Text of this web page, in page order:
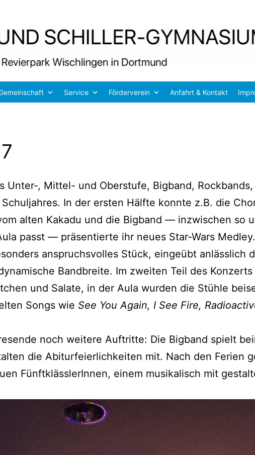
Service Förderverein Anfahrt & Kontakt
Unter‑, Mit­tel- und Ober­stu­fe, Big­band,
In der ers­ten Hälf­te konn­te z.B. die
alten Kaka­du und die Big­band — inzwi­schen so
passt — prä­sen­tier­te ihr neu­es Star-Wars
anspruchs­vol­les Stück, ein­ge­übt anläss­lich
Band­brei­te. Im zwei­ten Teil des
und Sala­te, in der Aula wur­den die Stüh­le
Songs wie See You Again, I See Fire,
noch wei­te­re Auf­trit­te: Die Big­band spielt
die Abitur­fei­er­lich­kei­ten mit. Nach den Feri­en
Fünft­kläss­le­rIn­nen, einem musi­ka­lisch mit